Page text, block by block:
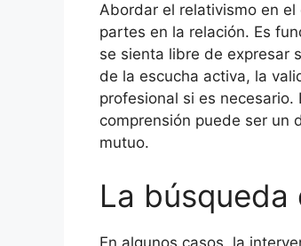
Abordar el relativismo en
partes en la relación. Es
se sienta libre de expresar
de la escucha activa, la
profesional si es
comprensión puede ser un
mutuo.
La
En algunos casos, la